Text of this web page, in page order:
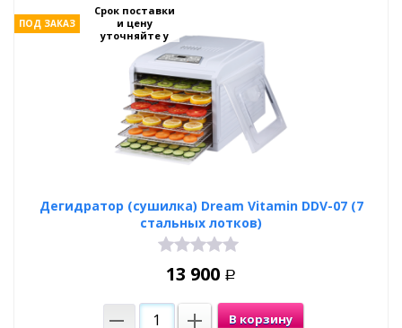
Дегидратор (сушилка) Dream Vitamin DDV-07 (7
стальных лотков)
ПОД ЗАКАЗ
Срок поставки
и цену
уточняйте у
менеджеров
13 900 Р
В корзину